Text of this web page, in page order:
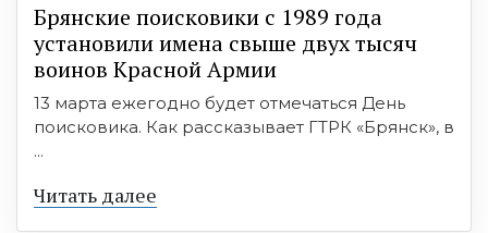
Брянские поисковики с 1989 года
установили имена свыше двух тысяч
воинов Красной Армии
13 марта ежегодно будет отмечаться День
поисковика. Как рассказывает ГТРК «Брянск», в
...
Читать далее